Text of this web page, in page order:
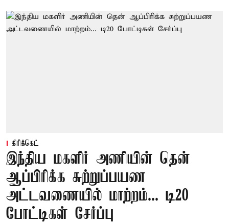
கிரிக்கெட்
இந்திய மகளிர் அணியின் தென்
ஆப்பிரிக்க சுற்றுப்பயண
அட்டவணையில் மாற்றம்... டி20
போட்டிகள் சேர்ப்பு